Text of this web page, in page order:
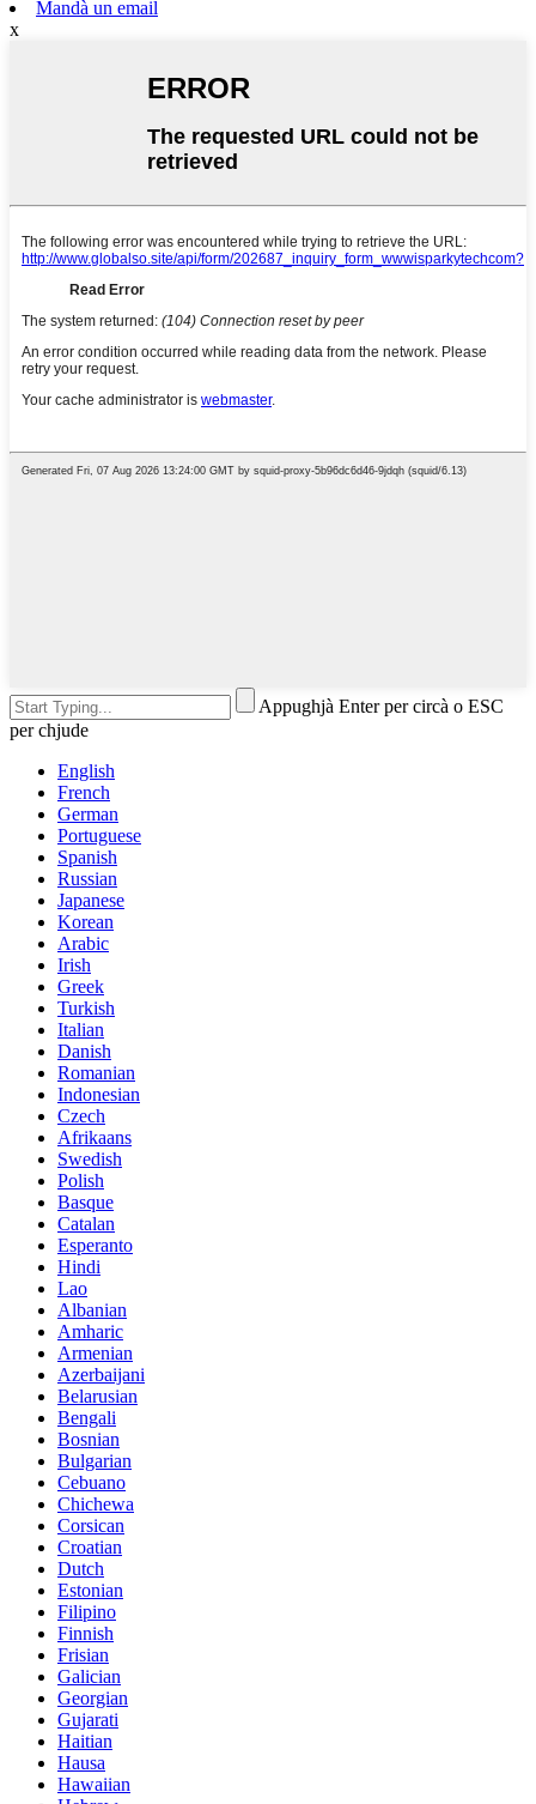
Mandà un email
x
Appughjà Enter per circà o ESC
per chjude
English
French
German
Portuguese
Spanish
Russian
Japanese
Korean
Arabic
Irish
Greek
Turkish
Italian
Danish
Romanian
Indonesian
Czech
Afrikaans
Swedish
Polish
Basque
Catalan
Esperanto
Hindi
Lao
Albanian
Amharic
Armenian
Azerbaijani
Belarusian
Bengali
Bosnian
Bulgarian
Cebuano
Chichewa
Corsican
Croatian
Dutch
Estonian
Filipino
Finnish
Frisian
Galician
Georgian
Gujarati
Haitian
Hausa
Hawaiian